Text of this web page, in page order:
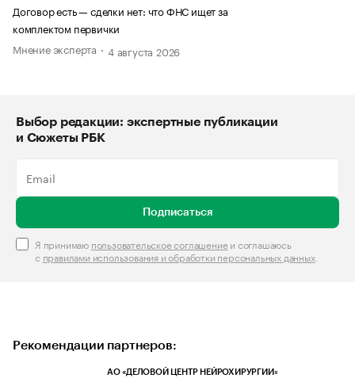
Договор есть — сделки нет: что ФНС ищет за
комплектом первички
Мнение эксперта
4 августа 2026
Выбор редакции: экспертные публикации
и Сюжеты РБК
Подписаться
Я принимаю пользовательское соглашениеи соглашаюсь
с правилами использования и обработки персональных данных.
Рекомендации партнеров:
АО «ДЕЛОВОЙ ЦЕНТР НЕЙРОХИРУРГИИ»